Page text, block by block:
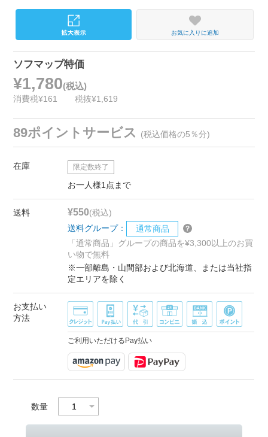
お気に入りに追加
ソフマップ特価
¥1,780(税込)
消費税¥161 税抜¥1,619
89ポイントサービス (税込価格の5％分)
在庫 限定数終了
お一人様1点まで
送料 ¥550(税込)
送料グループ：
通常商品
「通常商品」グループの商品を¥3,300以上のお買
い物で無料
※一部離島・山間部および北海道、または当社指
定エリアを除く
お支払い
方法
ご利用いただけるPay払い
数量